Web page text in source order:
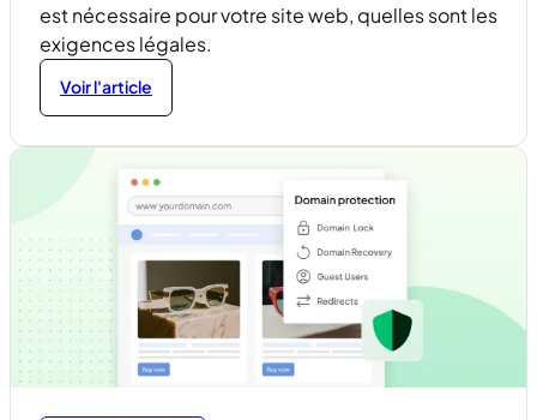
est nécessaire pour votre site web, quelles sont les
exigences légales.
Voir l'article